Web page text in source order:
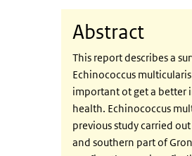
Abstract
This report describes a
Echinococcus
important ot get a better
health. Echinococcus
previous study carried
and southern part of